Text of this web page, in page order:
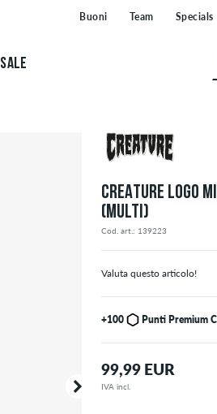
Buoni Team Specials
SALE
CREATURE LOGO
(MULTI)
Cod. art.: 139223
Valuta questo articolo!
+100 Punti Premium
99,99 EUR
IVA incl.